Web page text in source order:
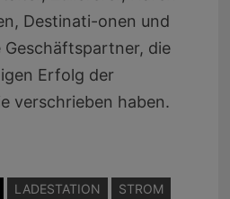
Destinati-onen und
die
Erfolg der
verschrieben haben.
LADESTATION STROM